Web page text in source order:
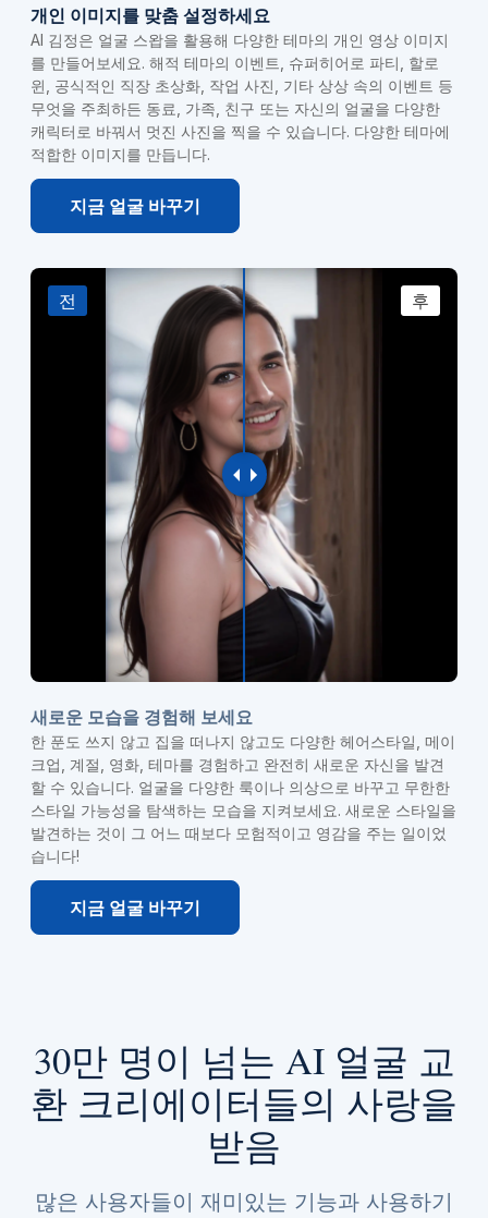
개인 이미지를 맞춤 설정하세요
AI 김정은 얼굴 스왑을 활용해 다양한 테마의 개인 영상 이미지
를 만들어보세요. 해적 테마의 이벤트, 슈퍼히어로 파티, 할로
윈, 공식적인 직장 초상화, 작업 사진, 기타 상상 속의 이벤트 등
무엇을 주최하든 동료, 가족, 친구 또는 자신의 얼굴을 다양한
캐릭터로 바꿔서 멋진 사진을 찍을 수 있습니다. 다양한 테마에
적합한 이미지를 만듭니다.
지금 얼굴 바꾸기
후
전
새로운 모습을 경험해 보세요
한 푼도 쓰지 않고 집을 떠나지 않고도 다양한 헤어스타일, 메이
크업, 계절, 영화, 테마를 경험하고 완전히 새로운 자신을 발견
할 수 있습니다. 얼굴을 다양한 룩이나 의상으로 바꾸고 무한한
스타일 가능성을 탐색하는 모습을 지켜보세요. 새로운 스타일을
발견하는 것이 그 어느 때보다 모험적이고 영감을 주는 일이었
습니다!
지금 얼굴 바꾸기
30만 명이 넘는 AI 얼굴 교
환 크리에이터들의 사랑을
받음
많은 사용자들이 재미있는 기능과 사용하기